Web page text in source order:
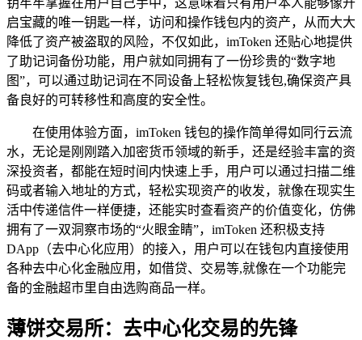
启宝藏的唯一钥匙一样，访问和操作钱包内的资产，从而大大
降低了资产被盗取的风险，不仅如此，imToken 还贴心地提供
了助记词备份功能，用户就如同拥有了一份珍贵的“数字地
图”，可以通过助记词在不同设备上轻松恢复钱包,确保资产具
备良好的可转移性和高度的安全性。
在使用体验方面，imToken 钱包的操作简单得如同行云流
水，无论是刚刚踏入加密货币领域的新手，还是经验丰富的资
深投资者，都能在短时间内快速上手，用户可以通过扫描二维
码或者输入地址的方式，轻松实现资产的收发，就像在现实生
活中传递信件一样便捷，还能实时查看资产的价值变化，仿佛
拥有了一双洞察市场的“火眼金睛”，imToken 还积极支持
DApp（去中心化应用）的接入，用户可以在钱包内直接使用
各种去中心化金融应用，如借贷、交易等,就像在一个功能完
备的金融超市里自由选购商品一样。
薄饼交易所：去中心化交易的先锋